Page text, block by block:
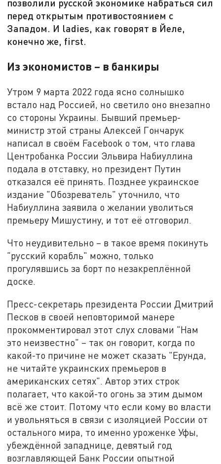
позволили русской экономике набраться сил
перед открытым противостоянием с
Западом. И ladies, как говорят в Йеле,
конечно же, first.
Из экономистов – в банкиры
Утром 9 марта 2022 года ясно солнышко
встало над Россией, но светило оно внезапно
со стороны Украины. Бывший премьер-
министр этой страны Алексей Гончарук
написал в своём Facebook о том, что глава
Центробанка России Эльвира Набиуллина
подала в отставку, но президент Путин
отказался её принять. Позднее украинское
издание "Обозреватель" уточнило, что
Набиуллина заявила о желании уволиться
премьеру Мишустину, и тот её отговорил.
Что неудивительно – в такое время покинуть
"русский корабль" можно, только
прогулявшись за борт по незакреплённой
доске.
Пресс-секретарь президента России Дмитрий
Песков в своей неповторимой манере
прокомментировал этот слух словами "Нам
это неизвестно" – так он говорит, когда по
какой-то причине не может сказать "Ерунда,
не читайте украинских премьеров в
американских сетях". Автор этих строк
полагает, что какой-то огонь за этим дымом
всё же стоит. Потому что если кому во власти
и увольняться в связи с изоляцией России от
остального мира, то именно уроженке Уфы,
убеждённой западнице, девятый год
возглавляющей Банк России опытной